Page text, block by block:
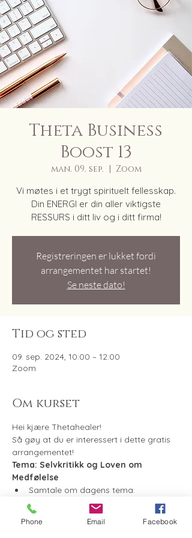
Theta Business
Boost 13
man. 09. sep.
  |
Zoom
Vi møtes i et trygt spirituelt fellesskap.
Din ENERGI er din aller viktigste
RESSURS i ditt liv og i ditt firma!
Registreringen er lukket fordi
arrangementet har startet!
Se neste dato!
Tid og sted
09. sep. 2024, 10:00 – 12:00
Zoom
Om kurset
Hei kjære Thetahealer!
Så gøy at du er interessert i dette gratis
arrangementet!
Tema: Selvkritikk og Loven om
Medfølelse
Samtale om dagens tema.
Hvilke muligheter åpner seg når du
slutter å snakke deg selv ned?
Spørsmål (om hva som helst)?
Phone Email Facebook